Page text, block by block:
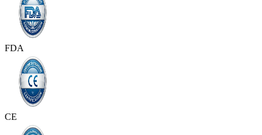
FDA
CE